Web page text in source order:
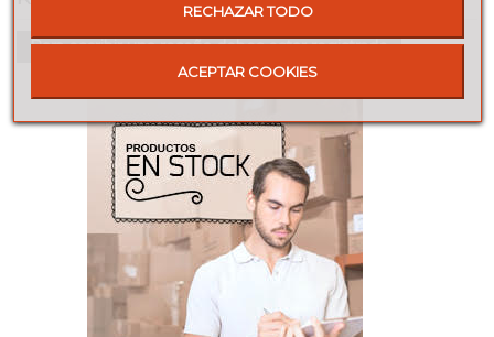
Para escribir una reseña debes estar registrado
RECHAZAR TODO
ACEPTAR COOKIES